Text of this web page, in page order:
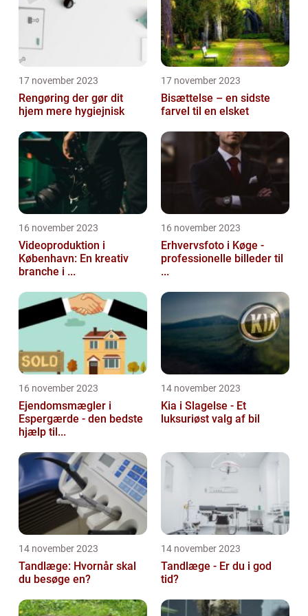
17 november 2023
Rengøring der gør dit
hjem mere hygiejnisk
17 november 2023
Bisættelse – en sidste
farvel til en elsket
16 november 2023
Videoproduktion i
København: En kreativ
branche i ...
16 november 2023
Erhvervsfoto i Køge -
professionelle billeder til
...
16 november 2023
Ejendomsmægler i
Espergærde - den bedste
hjælp til...
14 november 2023
Kia i Slagelse - Et
luksuriøst valg af bil
14 november 2023
Tandlæge: Hvornår skal
du besøge en?
14 november 2023
Tandlæge - Er du i god
tid?